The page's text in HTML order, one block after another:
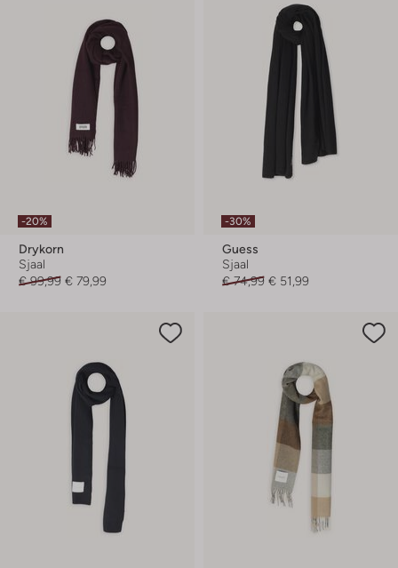
-20%
Drykorn
Sjaal
€ 99,99 € 79,99
-30%
Guess
Sjaal
€ 74,99 € 51,99